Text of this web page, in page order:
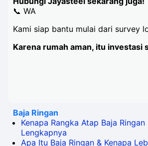
📞 WA
Kami siap bantu mulai dari survey
Karena rumah aman, itu investasi
Baja Ringan
Kenapa Rangka Atap Baja
Lengkapnya
Apa Itu Baja Ringan & Kenapa